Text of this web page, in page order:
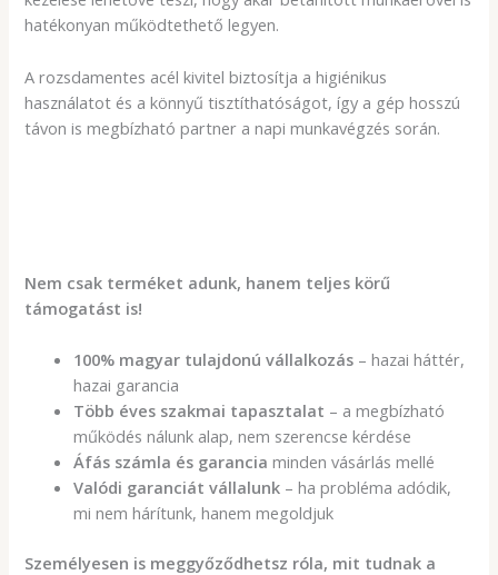
hatékonyan működtethető legyen.
A rozsdamentes acél kivitel biztosítja a higiénikus
használatot és a könnyű tisztíthatóságot, így a gép hosszú
távon is megbízható partner a napi munkavégzés során.
Nem csak terméket adunk, hanem teljes körű
támogatást is!
100% magyar tulajdonú vállalkozás – hazai háttér,
hazai garancia
Több éves szakmai tapasztalat – a megbízható
működés nálunk alap, nem szerencse kérdése
Áfás számla és garancia minden vásárlás mellé
Valódi garanciát vállalunk – ha probléma adódik,
mi nem hárítunk, hanem megoldjuk
Személyesen is meggyőződhetsz róla, mit tudnak a